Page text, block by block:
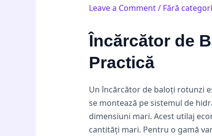
Leave a Comment/ Fără
Încărcător de
Practică
Un încărcător de baloți rotunzi
se montează pe sistemul de
dimensiuni mari. Acest utilaj
cantități mari. Pentru o gamă